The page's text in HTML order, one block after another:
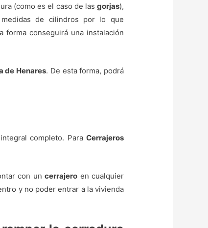
(como es el caso de las gorjas),
de cilindros por lo que
forma conseguirá una instalación
de Henares. De esta forma, podrá
completo. Para Cerrajeros
con uncerrajero en cualquier
y no poder entrar a la vivienda